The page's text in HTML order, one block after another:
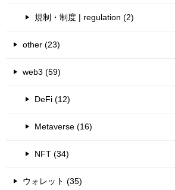
規制・制度 | regulation (2)
other (23)
web3 (59)
DeFi (12)
Metaverse (16)
NFT (34)
ウォレット (35)